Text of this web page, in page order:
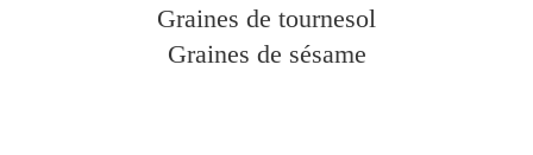
Graines de tournesol
Graines de sésame